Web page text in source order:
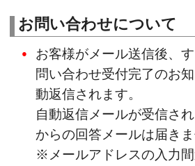
お問い合わせについて
お客様がメール送信後、
問い合わせ受付完了のお
動返信されます。
自動返信メールが受信さ
からの回答メールは届きま
※メールアドレスの入力